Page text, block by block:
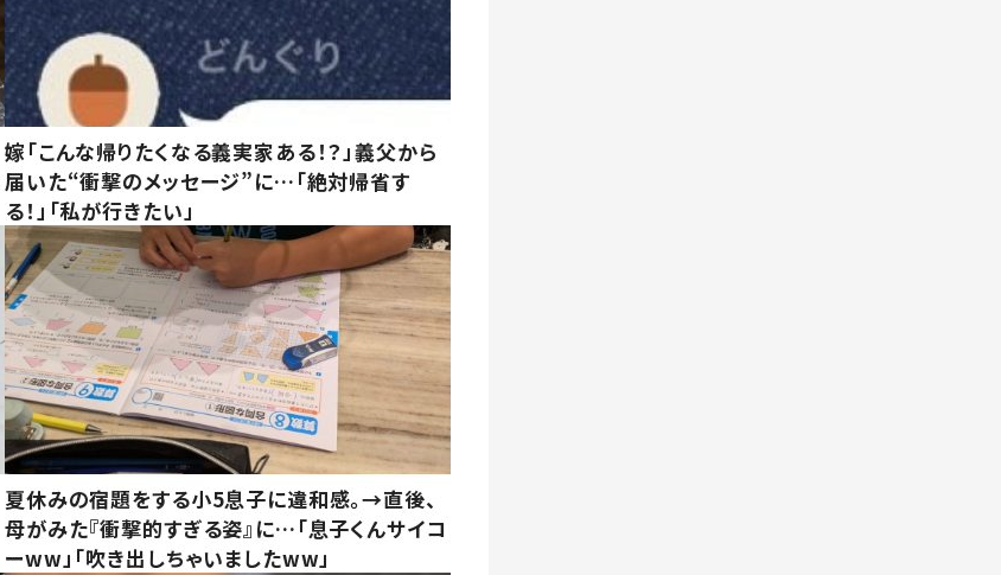
嫁「こんな帰りたくなる義実家ある！？」義父から
届いた“衝撃のメッセージ”に…「絶対帰省す
る！」「私が行きたい」
夏休みの宿題をする小5息子に違和感。→直後、
母がみた『衝撃的すぎる姿』に…「息子くんサイコ
ーww」「吹き出しちゃいましたww」